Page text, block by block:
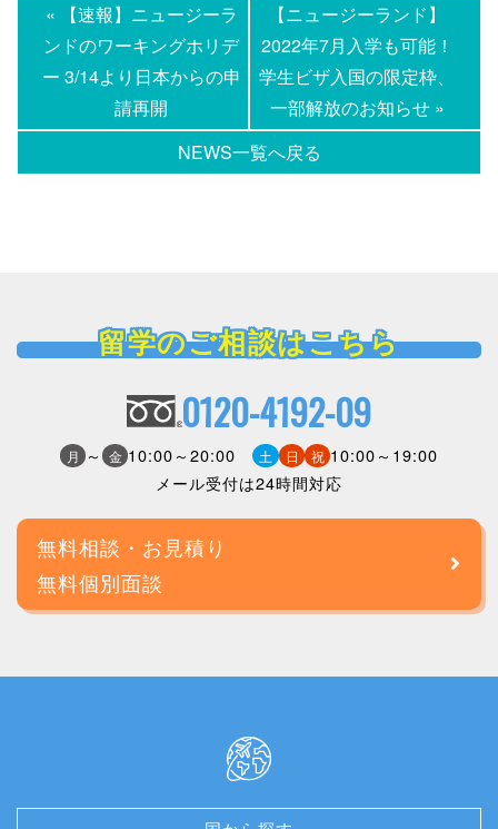
« 【速報】ニュージーラ
ンドのワーキングホリデ
ー 3/14より日本からの申
請再開
NEWS一覧へ戻る
【ニュージーランド】
2022年7月入学も可能！
学生ビザ入国の限定枠、
一部解放のお知らせ »
留学のご相談はこちら
0120-4192-09
月 ～ 金 10:00～20:00 土 日 祝 10:00～19:00
メール受付は24時間対応
無料相談・お見積り
無料個別面談